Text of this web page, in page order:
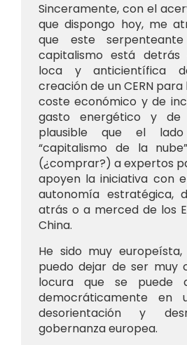
Sinceramente, con el
que dispongo hoy, me
que este
capitalismo está
loca y anticientífica
creación de un CERN
coste económico y de
gasto energético y de
plausible que el
“capitalismo de la
(¿comprar?) a expertos
apoyen la iniciativa con
autonomía estratégica,
atrás o a merced de los
China.
He sido muy
puedo dejar de ser muy
locura que se puede
democráticamente en
desorientación y
gobernanza europea.